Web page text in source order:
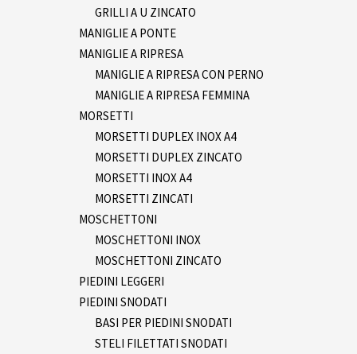
GRILLI A U ZINCATO
MANIGLIE A PONTE
MANIGLIE A RIPRESA
MANIGLIE A RIPRESA CON PERNO
MANIGLIE A RIPRESA FEMMINA
MORSETTI
MORSETTI DUPLEX INOX A4
MORSETTI DUPLEX ZINCATO
MORSETTI INOX A4
MORSETTI ZINCATI
MOSCHETTONI
MOSCHETTONI INOX
MOSCHETTONI ZINCATO
PIEDINI LEGGERI
PIEDINI SNODATI
BASI PER PIEDINI SNODATI
STELI FILETTATI SNODATI